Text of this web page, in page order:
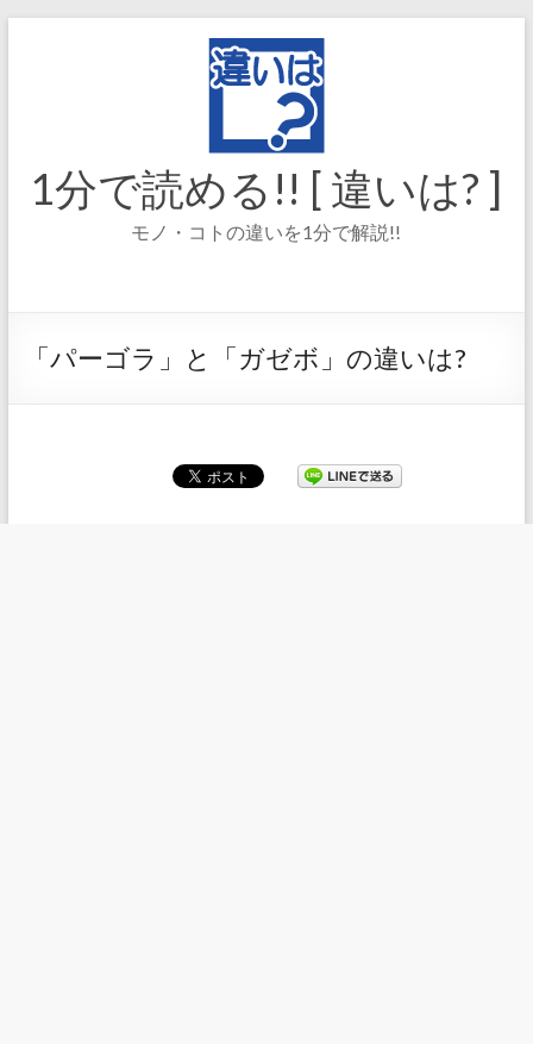
1分で読める!! [ 違いは? ]
モノ・コトの違いを1分で解説!!
「パーゴラ」と「ガゼボ」の違いは?